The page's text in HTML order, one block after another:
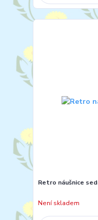
Retro náušnice
Není skladem